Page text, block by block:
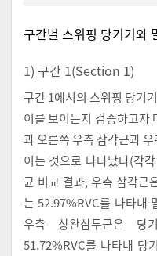
구간별 스위핑 당기기와
1) 구간 1(Section 1)
구간 1에서의 스위핑 당기
이를 보이는지 검증하고자
과 오른쪽 우측 삼각근과
이는 것으로 나타났다(각
균 비교 결과, 우측 삼각근
는 52.97%RVC를 나타내
우측 상완삼두근은
51.72%RVC를 나타내 당